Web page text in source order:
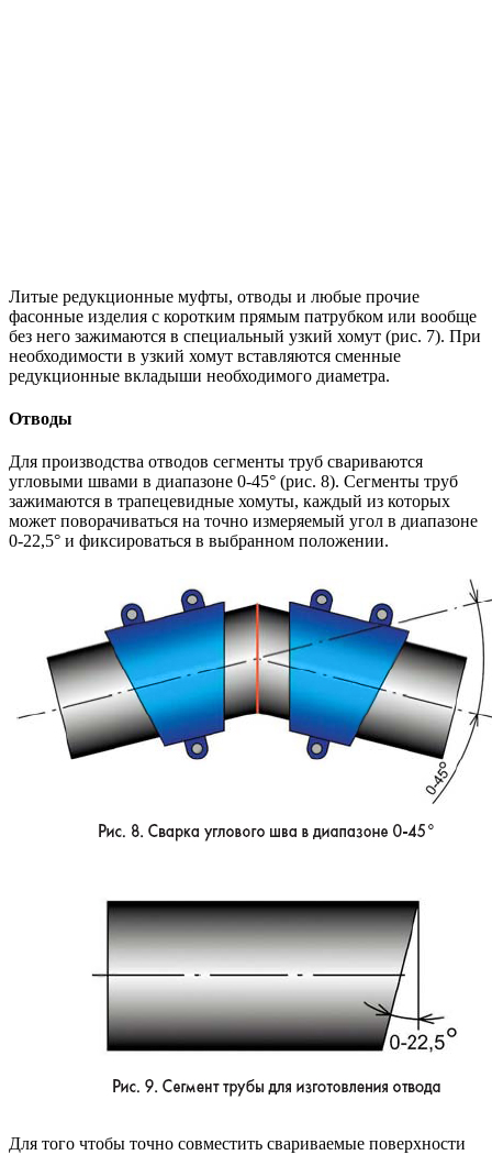
Литые редукционные муфты, отводы и любые прочие
фасонные изделия с коротким прямым патрубком или вообще
без него зажимаются в специальный узкий хомут (рис. 7). При
необходимости в узкий хомут вставляются сменные
редукционные вкладыши необходимого диаметра.
Отводы
Для производства отводов сегменты труб свариваются
угловыми швами в диапазоне 0-45° (рис. 8). Сегменты труб
зажимаются в трапецевидные хомуты, каждый из которых
может поворачиваться на точно измеряемый угол в диапазоне
0-22,5° и фиксироваться в выбранном положении.
Для того чтобы точно совместить свариваемые поверхности